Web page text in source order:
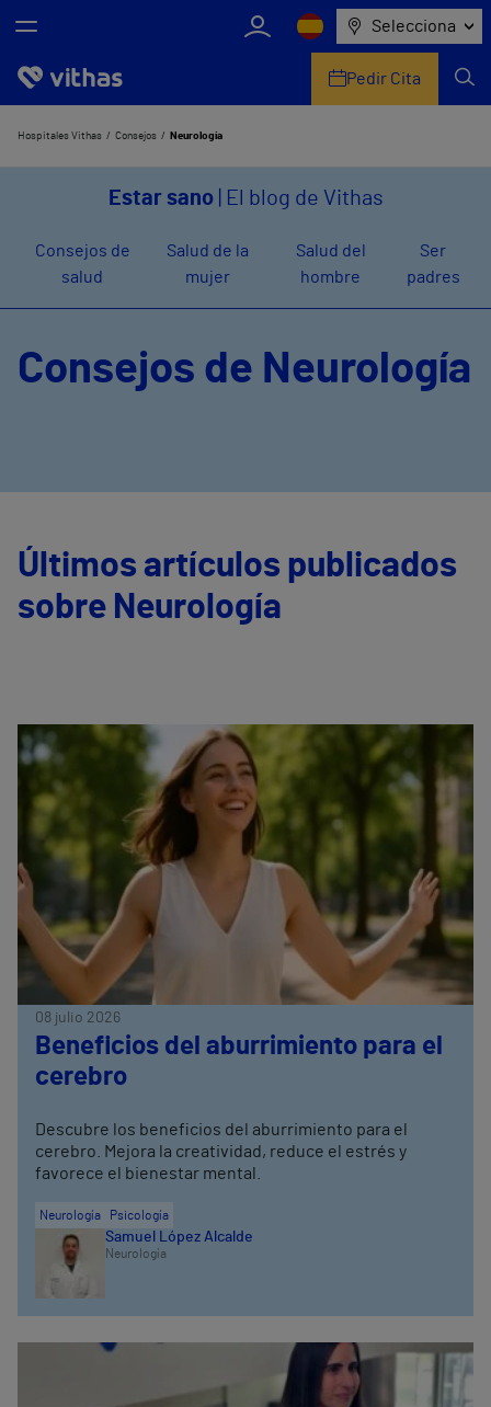
Selecciona
Nosotros
Pedir Cita
Hospitales Vithas Consejos Neurología
Estar sano| El blog de Vithas
Consejos de
salud
Salud de la
mujer
Salud del
hombre
Ser
padres
Consejos de Neurología
Últimos artículos publicados
sobre Neurología
08 julio 2026
Beneficios del aburrimiento para el
cerebro
Descubre los beneficios del aburrimiento para el
cerebro. Mejora la creatividad, reduce el estrés y
favorece el bienestar mental.
Neurología Psicología
Samuel López Alcalde
Neurología